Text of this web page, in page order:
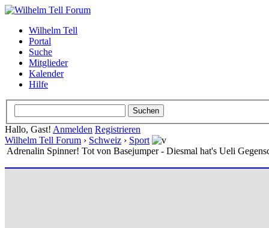
Wilhelm Tell
Portal
Suche
Mitglieder
Kalender
Hilfe
Hallo, Gast! Anmelden Registrieren
Wilhelm Tell Forum › Schweiz › Sport
Adrenalin Spinner! Tot von Basejumper - Diesmal hat's Ueli